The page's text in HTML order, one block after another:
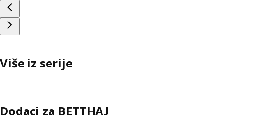
Više iz serije
Dodaci za BETTHAJ